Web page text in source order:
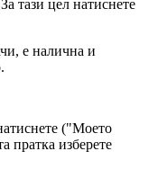
тази цел натиснете
е налична и
("Моето
изберете